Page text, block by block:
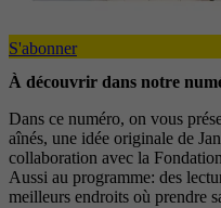
S'abonner
À découvrir dans notre
Dans ce numéro, on vous
aînés, une idée originale de
collaboration avec la
Aussi au programme: des
meilleurs endroits où prendre